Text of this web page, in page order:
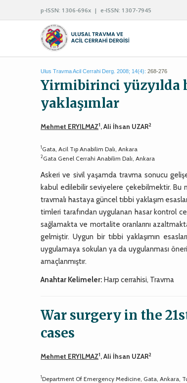
p-ISSN: 1306-696x | e-ISSN: 1307-7945
Ulus Travma Acil Cerrahi Derg. 2008; 14(4): 268-276
Yirmibirinci yüzyılda
yaklaşımlar
Mehmet ERYILMAZ1, Ali İhsan UZAR2
1Gata, Acil Tıp Anabilim Dalı, Ankara
2Gata Genel Cerrahi Anabilim Dalı, Ankara
Askeri ve sivil yaşamda travma sonucu
kabul edilebilir seviyelere çekebilmektir. Bu
travmalı hastaya güncel tıbbi yaklaşım
timleri tarafından uygulanan hasar kontrol
sağlamakta ve mortalite oranlarını
gelmiştir. Uygun bir tıbbi yaklaşımın
uygulamaya sokulan ya da uygulanması
amaçlanmıştır.
Anahtar Kelimeler: Harp cerrahisi, Travma
War surgery in the
cases
Mehmet ERYILMAZ1, Ali İhsan UZAR2
1Department Of Emergency Medicine, Gata, Ankara,